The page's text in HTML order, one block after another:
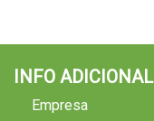
INFO ADICIONAL
Empresa